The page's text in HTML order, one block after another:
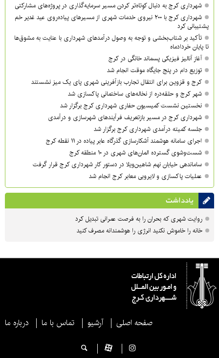
شهرداری کرج به دنبال کوتاه‌تر کردن مسیر سرمایه‌گذاری در پروژه‌های مشارکتی
شهرداری کرج با ۲۰۰ نیروی خدمات شهری از مسیرهای پیاده‌روی عید غدیر خم
پشتیبانی کرد
تأکید بر شتاب‌بخشی و توجه به وصول درآمدهای شهرداری با عنایت به مشوق‌ها
تا پایان خردادماه
آغاز آنالیز فیزیکی پسماند خانگی در کرج
توزیع دام در پنج جایگاه موقت انجام شد
کرج و قزوین برای انتقال تجارب بازآفرینی شهری پای یک میز نشستند
شهر کرج و حلقه‌دره از نخاله‌های ساختمانی پاکسازی شد
نخستین نشست کمیسیون حفاری شهرداری کرج برگزار شد
شهرداری کرج در مسیر بازتعریف فرآیندهای شهرسازی و درآمدی
جلسه کمیته درآمدی شهرداری کرج برگزار شد
اجرای سامانه هوشمند آشکارسازی گذرگاه عابر پیاده در ۱۱ نقطه کرج
شست‌وشوی گسترده المان‌های شهری در ۱۰ منطقه کرج
ساماندهی خیابان نهم شاهین‌ویلا در دستور کار شهرداری کرج قرار گرفت
عملیات پاکسازی و لایروبی معابر کرج انجام شد
یادداشت
روایت شهری که بحران را به فرصت عمرانی تبدیل کرد
خانه را خاموش نکنید انرژی را هوشمندانه مصرف کنید
صفحه اصلی آرشیو تماس با ما درباره ما